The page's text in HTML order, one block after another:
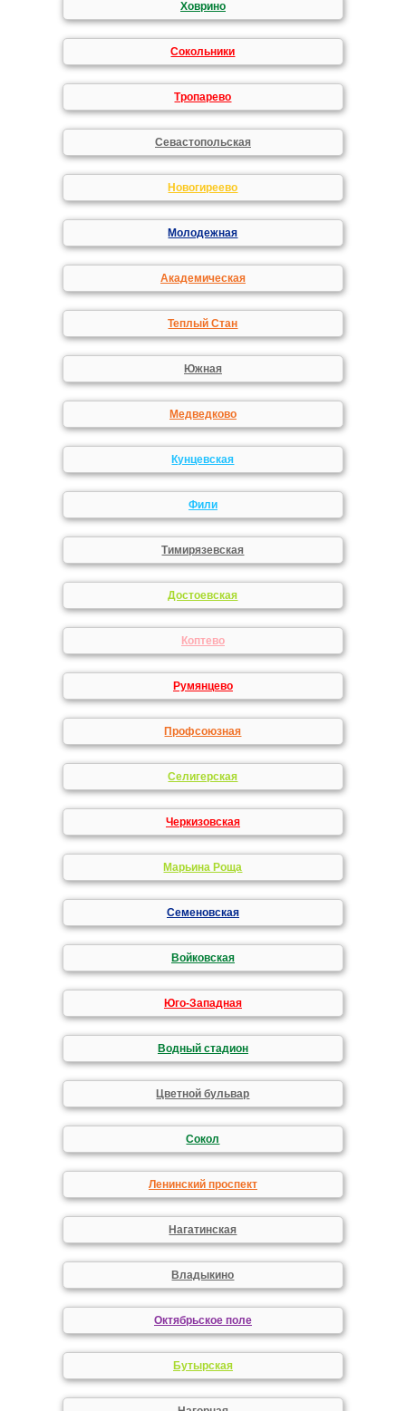
Ховрино
Сокольники
Тропарево
Севастопольская
Новогиреево
Молодежная
Академическая
Теплый Стан
Южная
Медведково
Кунцевская
Фили
Тимирязевская
Достоевская
Коптево
Румянцево
Профсоюзная
Селигерская
Черкизовская
Марьина Роща
Семеновская
Войковская
Юго-Западная
Водный стадион
Цветной бульвар
Сокол
Ленинский проспект
Нагатинская
Владыкино
Октябрьское поле
Бутырская